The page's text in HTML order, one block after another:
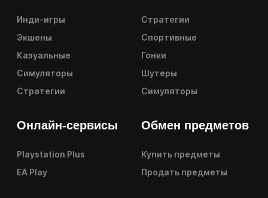
Инди-игры
Экшены
Казуальные
Симуляторы
Стратегии
Стратегии
Спортивные
Гонки
Шутеры
Симуляторы
Онлайн-сервисы
Playstation Plus
EA Play
Обмен предметов
Купить предметы
Продать предметы